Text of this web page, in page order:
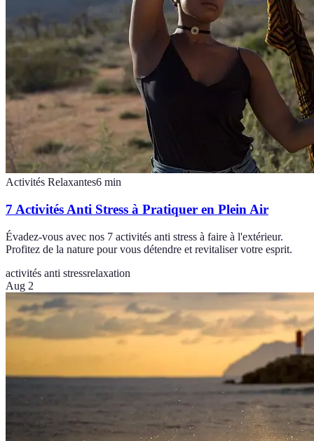
Activités Relaxantes6 min
7 Activités Anti Stress à Pratiquer en Plein Air
Évadez-vous avec nos 7 activités anti stress à faire à l'extérieur.
Profitez de la nature pour vous détendre et revitaliser votre esprit.
activités anti stressrelaxation
Aug 2